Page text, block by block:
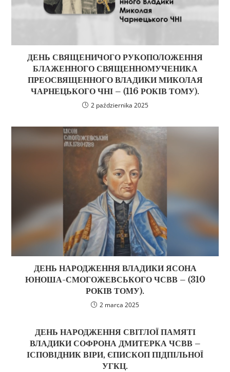
ДЕНЬ СВЯЩЕНИЧОГО РУКОПОЛОЖЕННЯ
БЛАЖЕННОГО СВЯЩЕННОМУЧЕНИКА
ПРЕОСВЯЩЕННОГО ВЛАДИКИ МИКОЛАЯ
ЧАРНЕЦЬКОГО ЧНІ – (116 РОКІВ ТОМУ).
2 października 2025
ДЕНЬ НАРОДЖЕННЯ ВЛАДИКИ ЯСОНА
ЮНОША-СМОГОЖЕВСЬКОГО ЧСВВ – (310
РОКІВ ТОМУ).
2 marca 2025
ДЕНЬ НАРОДЖЕННЯ СВІТЛОЇ ПАМЯТІ
ВЛАДИКИ СОФРОНА ДМИТЕРКА ЧСВВ –
ІСПОВІДНИК ВІРИ, ЄПИСКОП ПІДПІЛЬНОЇ
УГКЦ.